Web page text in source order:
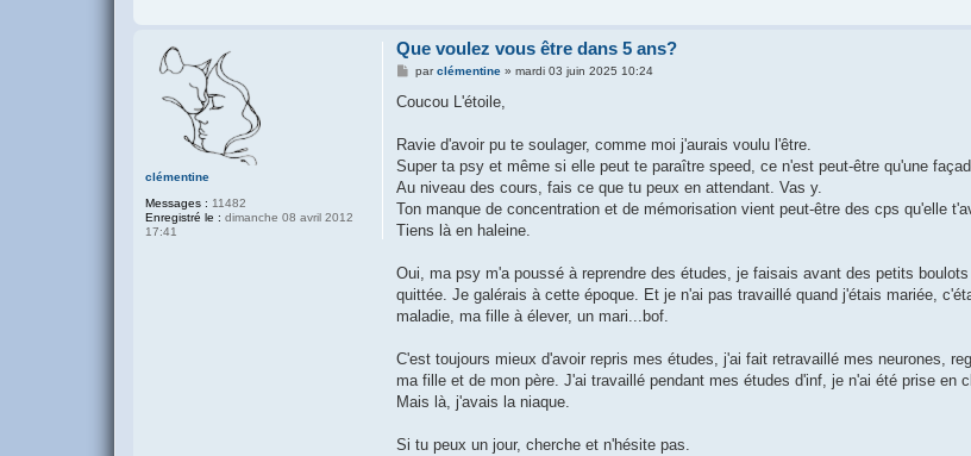
clémentine
Messages : 11482
Enregistré le : dimanche 08 avril 2012
17:41
Que voulez vous être dans 5 ans?
M
s
g
parclémentine» mardi 03 juin 2025 10:24
Coucou L'étoile,
Ravie d'avoir pu te soulager, comme moi j'aurais voulu l'être.
Super ta psy et même si elle peut te paraître speed, ce n'est peut-être qu'une
Au niveau des cours, fais ce que tu peux en attendant. Vas y.
Ton manque de concentration et de mémorisation vient peut-être des cps qu'elle
Tiens là en haleine.
Oui, ma psy m'a poussé à reprendre des études, je faisais avant des petits
quittée. Je galérais à cette époque. Et je n'ai pas travaillé quand j'étais mariée,
maladie, ma fille à élever, un mari...bof.
C'est toujours mieux d'avoir repris mes études, j'ai fait retravaillé mes neurones,
ma fille et de mon père. J'ai travaillé pendant mes études d'inf, je n'ai été prise en
Mais là, j'avais la niaque.
Si tu peux un jour, cherche et n'hésite pas.